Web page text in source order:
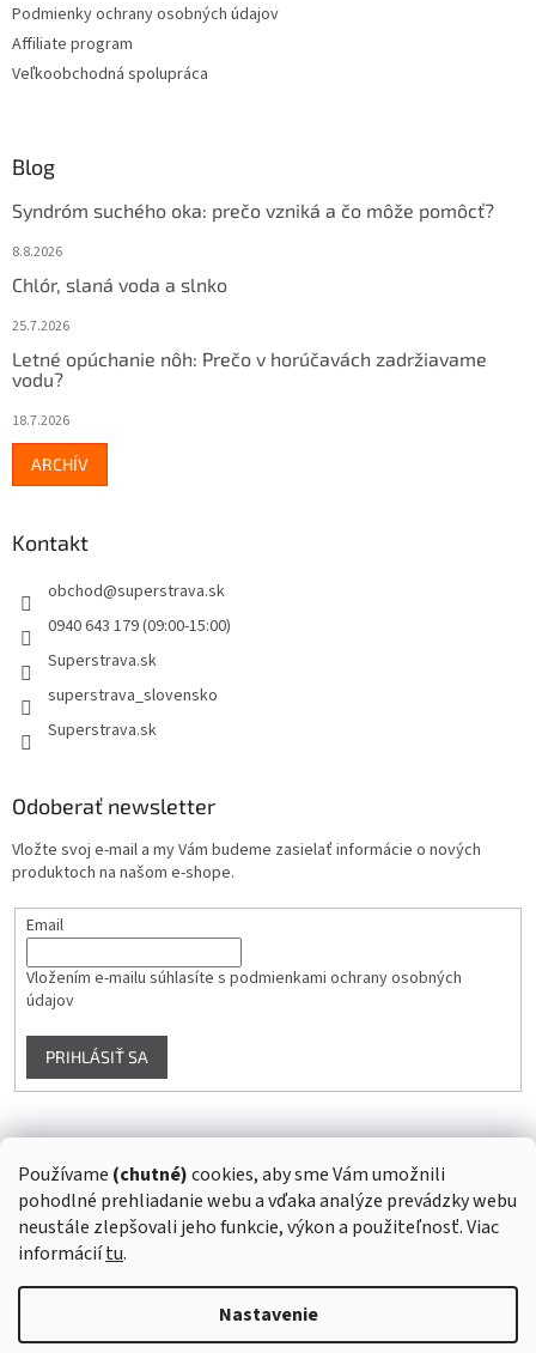
Používame (chutné)cookies, aby sme Vám umožnili
pohodlné prehliadanie webu a vďaka analýze prevádzky webu
neustále zlepšovali jeho funkcie, výkon a použiteľnosť. Viac
informáciítu.
Nastavenie
Podmienky ochrany osobných údajov
Affiliate program
Veľkoobchodná spolupráca
Blog
Syndróm suchého oka: prečo vzniká a čo môže pomôcť?
8.8.2026
Chlór, slaná voda a slnko
25.7.2026
Letné opúchanie nôh: Prečo v horúčavách zadržiavame
vodu?
18.7.2026
ARCHÍV
Kontakt
obchod@superstrava.sk
0940 643 179 (09:00-15:00)
Superstrava.sk
superstrava_slovensko
Superstrava.sk
Odoberať newsletter
Vložte svoj e-mail a my Vám budeme zasielať informácie o nových
produktoch na našom e-shope.
Email
Vložením e-mailu súhlasíte s podmienkami ochrany osobných
údajov
PRIHLÁSIŤ SA
Sledovať na Instagrame